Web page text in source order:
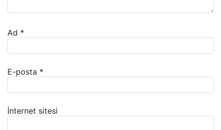
Ad *
E-posta *
İnternet sitesi